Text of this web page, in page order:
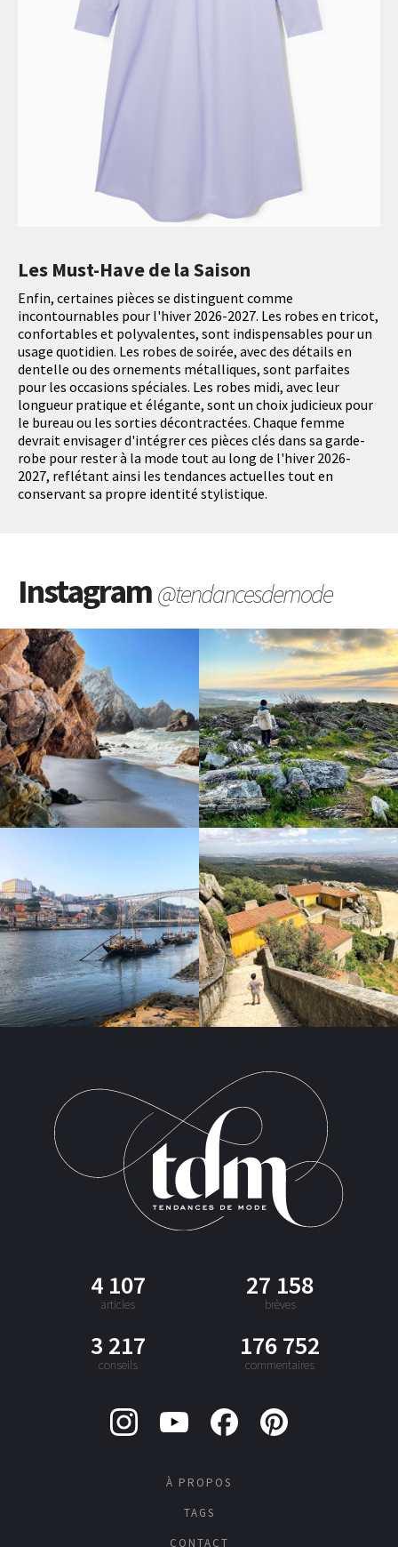
Les Must-Have de la Saison
Enfin, certaines pièces se distinguent comme
incontournables pour l'hiver 2026-2027. Les robes en tricot,
confortables et polyvalentes, sont indispensables pour un
usage quotidien. Les robes de soirée, avec des détails en
dentelle ou des ornements métalliques, sont parfaites
pour les occasions spéciales. Les robes midi, avec leur
longueur pratique et élégante, sont un choix judicieux pour
le bureau ou les sorties décontractées. Chaque femme
devrait envisager d'intégrer ces pièces clés dans sa garde-
robe pour rester à la mode tout au long de l'hiver 2026-
2027, reflétant ainsi les tendances actuelles tout en
conservant sa propre identité stylistique.
Instagram@tendancesdemode
4 107
articles
27 158
brèves
3 217
conseils
176 752
commentaires
À PROPOS
TAGS
CONTACT